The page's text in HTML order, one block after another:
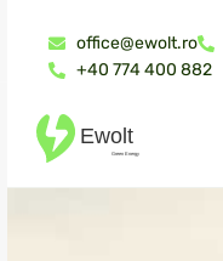
office@ewolt.ro
+40 774 400 882